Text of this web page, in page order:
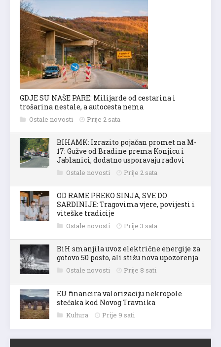
GDJE SU NAŠE PARE: Milijarde od cestarina i
trošarina nestale, a autocesta nema
Ostale novosti Prije 2 sata
BIHAMK: Izrazito pojačan promet na M-
17: Gužve od Bradine prema Konjicu i
Jablanici, dodatno usporavaju radovi
Ostale novosti Prije 2 sata
OD RAME PREKO SINJA, SVE DO
SARDINIJE: Tragovima vjere, povijesti i
viteške tradicije
Ostale novosti Prije 3 sata
BiH smanjila uvoz električne energije za
gotovo 50 posto, ali stižu nova upozorenja
Ostale novosti Prije 8 sati
EU financira valorizaciju nekropole
stećaka kod Novog Travnika
Kultura Prije 9 sati